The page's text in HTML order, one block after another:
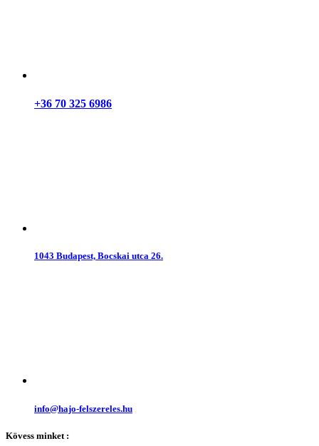
+36 70 325 6986
1043 Budapest, Bocskai utca 26.
info@hajo-felszereles.hu
Kövess minket :